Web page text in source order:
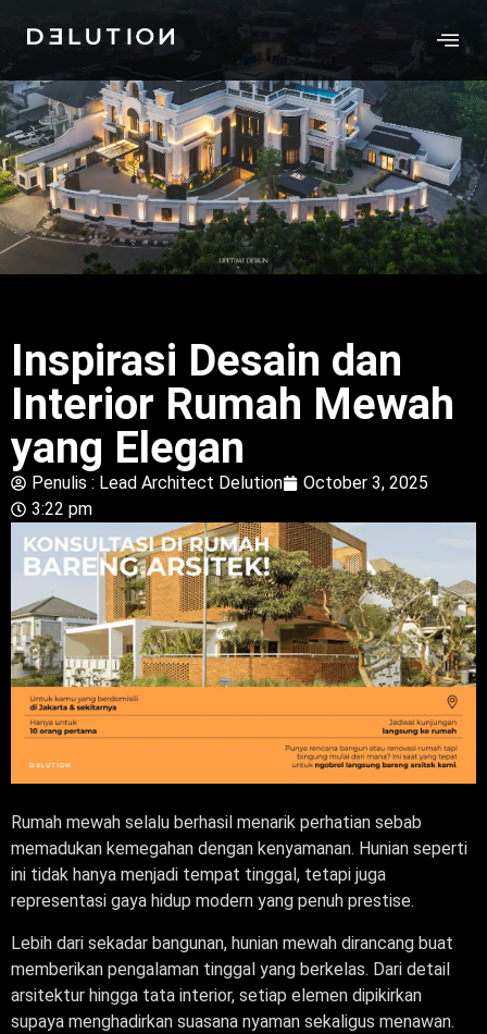
Inspirasi Desain dan
Interior Rumah Mewah
yang Elegan
Penulis : Lead Architect Delution
October 3, 2025
3:22 pm
Rumah mewah selalu berhasil menarik perhatian sebab
memadukan kemegahan dengan kenyamanan. Hunian seperti
ini tidak hanya menjadi tempat tinggal, tetapi juga
representasi gaya hidup modern yang penuh prestise.
Lebih dari sekadar bangunan, hunian mewah dirancang buat
memberikan pengalaman tinggal yang berkelas. Dari detail
arsitektur hingga tata interior, setiap elemen dipikirkan
supaya menghadirkan suasana nyaman sekaligus menawan.